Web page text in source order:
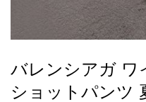
す
バレンシアガ ワ
ショットパンツ